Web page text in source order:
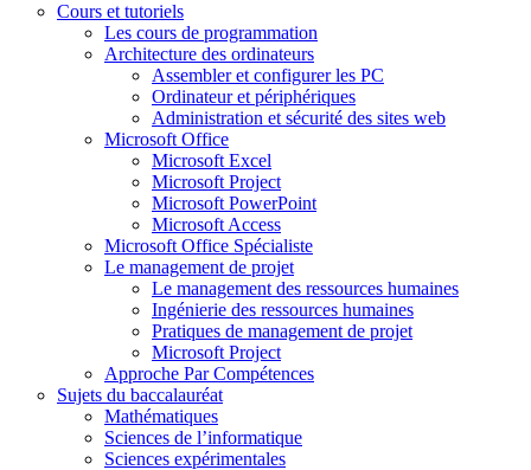
Cours et tutoriels
Les cours de programmation
Architecture des ordinateurs
Assembler et configurer les PC
Ordinateur et périphériques
Administration et sécurité des sites web
Microsoft Office
Microsoft Excel
Microsoft Project
Microsoft PowerPoint
Microsoft Access
Microsoft Office Spécialiste
Le management de projet
Le management des ressources humaines
Ingénierie des ressources humaines
Pratiques de management de projet
Microsoft Project
Approche Par Compétences
Sujets du baccalauréat
Mathématiques
Sciences de l’informatique
Sciences expérimentales